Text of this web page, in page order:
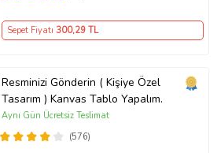
yamulma
tablolarımız
müşterilerimize
için dikkatli ve
yapılmaktadır.
Sepet Fiyatı 300,29 TL
Resminizi Gönderin ( Kişiye Özel
Tasarım ) Kanvas Tablo Yapalım.
(576)
Aynı Gün Ücretsiz Teslimat